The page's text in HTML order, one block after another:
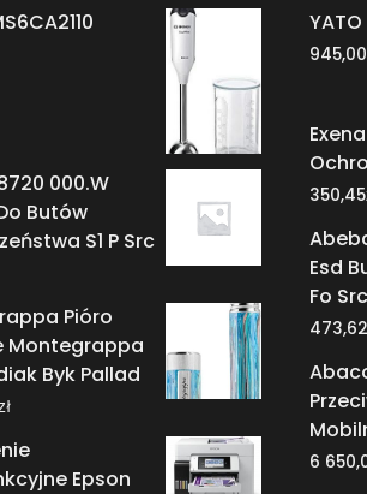
000.W
Butów
S1 P Src
Pióro
Montegrappa
Byk Pallad
Epson
945,00
350,45
Esd
Fo
473,62
6